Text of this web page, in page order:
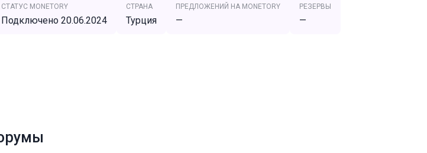
СТАТУС MONETORY
Подключено 20.06.2024
СТРАНА
Турция
ПРЕДЛОЖЕНИЙ НА MONETORY
—
РЕЗЕРВЫ
—